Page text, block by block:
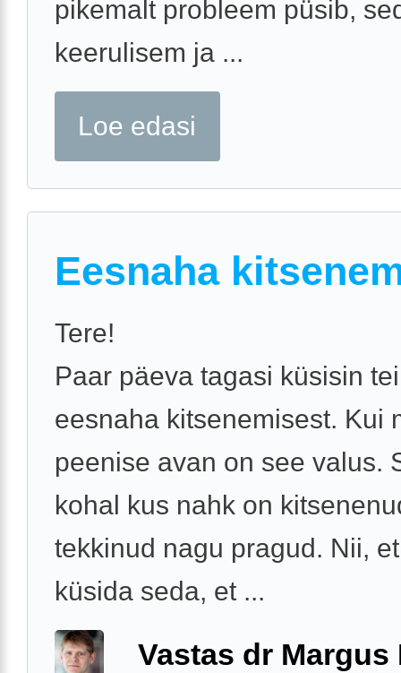
pikemalt probleem püsib,
keerulisem ja ...
Loe edasi
Eesnaha
Tere!
Paar päeva tagasi küsisin
eesnaha kitsenemisest. Kui
peenise avan on see valus.
kohal kus nahk on
tekkinud nagu pragud. Nii,
küsida seda, et ...
Vastas dr Margus